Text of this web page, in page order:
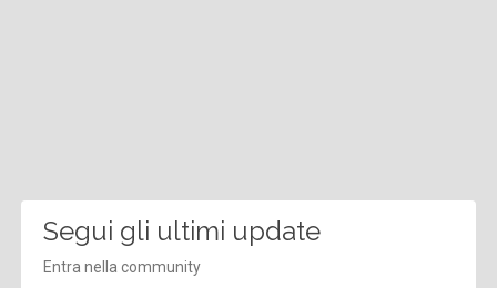
Segui gli ultimi update
Entra nella community